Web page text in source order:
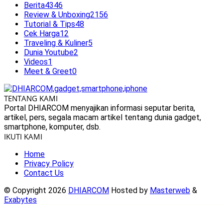
Berita4346
Review & Unboxing2156
Tutorial & Tips48
Cek Harga12
Traveling & Kuliner5
Dunia Youtube2
Videos1
Meet & Greet0
TENTANG KAMI
Portal DHIARCOM menyajikan informasi seputar berita,
artikel, pers, segala macam artikel tentang dunia gadget,
smartphone, komputer, dsb.
IKUTI KAMI
Home
Privacy Policy
Contact Us
© Copyright 2026 DHIARCOM Hosted by Masterweb &
Exabytes